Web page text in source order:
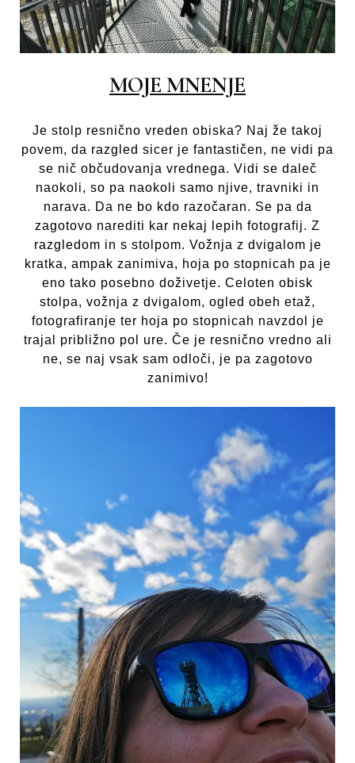
MOJE MNENJE
Je stolp resnično vreden obiska? Naj že takoj
povem, da razgled sicer je fantastičen, ne vidi pa
se nič občudovanja vrednega. Vidi se daleč
naokoli, so pa naokoli samo njive, travniki in
narava. Da ne bo kdo razočaran. Se pa da
zagotovo narediti kar nekaj lepih fotografij. Z
razgledom in s stolpom. Vožnja z dvigalom je
kratka, ampak zanimiva, hoja po stopnicah pa je
eno tako posebno doživetje. Celoten obisk
stolpa, vožnja z dvigalom, ogled obeh etaž,
fotografiranje ter hoja po stopnicah navzdol je
trajal približno pol ure. Če je resnično vredno ali
ne, se naj vsak sam odloči, je pa zagotovo
zanimivo!